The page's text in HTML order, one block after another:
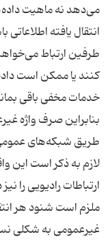
می‌دهد نه ماهیت
انتقال ‌یافته
طرفین ارتباط
کنند یا ممکن است
خدمات مخفی باقی
بنابراین صرف واژه
لازم به ذکر است این
ارتباطات رادیویی را
ملزم است شنود هر
غیرعمومی به شکلی